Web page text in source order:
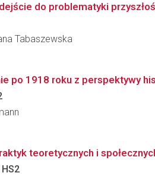
do problematyki
Tabaszewska
po 1918 roku z perspektywy
teoretycznych i
HS2